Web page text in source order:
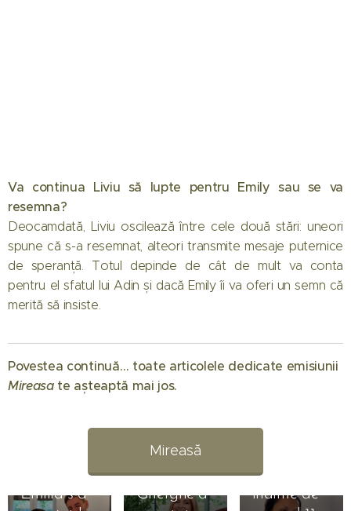
Va continua Liviu să lupte pentru Emily sau se va
resemna?
Deocamdată, Liviu oscilează între cele două stări: uneori
spune că s-a resemnat, alteori transmite mesaje puternice
de speranță. Totul depinde de cât de mult va conta
pentru el sfatul lui Adin și dacă Emily îi va oferi un semn că
merită să insiste.
Povestea continuă… toate articolele dedicate emisiunii
Mireasate așteaptă mai jos. 💖
Mireasă
Emilia s-a
Când
începe
Mireasa
Regatul
inimii.
Simona
Gherghe a
Preda se
vacanță
înainte de
31.07.2026